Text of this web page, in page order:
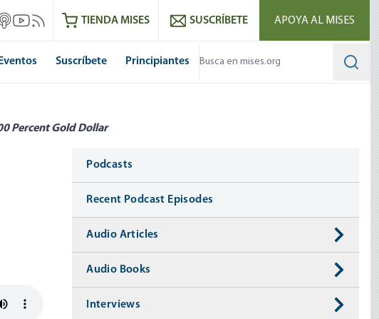
Instagram
itunes
Mises Youtube
Mises RSS feedTIENDA MISES SUSCRÍBETE APOYA AL MISES
Eventos Suscríbete Principiantes
Percent Gold Dollar
Media
Podcasts
Recent Podcast Episodes
Audio Articles
Audio Books
Interviews